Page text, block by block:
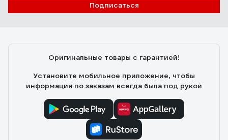
Подписаться
Оригинальные товары с гарантией!
Установите мобильное приложение, чтобы
информация по заказам всегда была под рукой